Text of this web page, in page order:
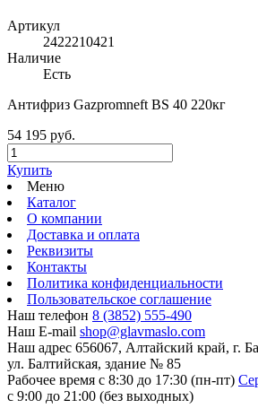
Артикул
2422210421
Наличие
Есть
Антифриз Gazpromneft BS 40 220кг
54 195 руб.
Купить
Меню
Каталог
О компании
Доставка и оплата
Реквизиты
Контакты
Политика конфиденциальности
Пользовательское соглашение
Наш телефон 8 (3852) 555-490
Наш E-mail shop@glavmaslo.com
Наш адрес 656067, Алтайский край, г.
ул. Балтийская, здание № 85
Рабочее время с 8:30 до 17:30 (пн-пт)
с 9:00 до 21:00 (без выходных)